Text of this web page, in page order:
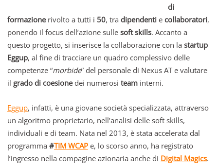
di
formazionerivolto a tutti i 50, tra dipendenti e collaboratori,
ponendo il focus dell’azione sulle soft skills. Accanto a
questo progetto, si inserisce la collaborazione con la startup
Eggup, al fine di tracciare un quadro complessivo delle
competenze “morbide” del personale di Nexus AT e valutare
il grado di coesionedei numerosi team interni.
Eggup, infatti, è una giovane società specializzata, attraverso
un algoritmo proprietario, nell’analisi delle soft skills,
individuali e di team. Nata nel 2013, è stata accelerata dal
programma #TIM WCAP e, lo scorso anno, ha registrato
l’ingresso nella compagine azionaria anche di Digital Magics.